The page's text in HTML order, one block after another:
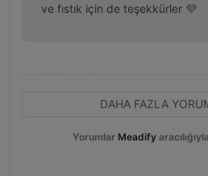
ve fıstık için de teşekkürler 💜
DAHA FAZLA
Yorumlar Meadify